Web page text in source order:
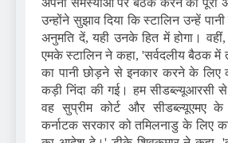
अपनी समस्याओं पर बैठक करने का पूरा
उन्होंने सुझाव दिया कि स्टालिन उन्हें
अनुमति दें, यही उनके हित में होगा।
एमके स्टालिन ने कहा, 'सर्वदलीय बैठक में
का पानी छोड़ने से इनकार करने के लिए
कड़ी निंदा की गई। हम सीडब्ल्यूआरसी
वह सुप्रीम कोर्ट और
कर्नाटक सरकार को तमिलनाडु के लिए